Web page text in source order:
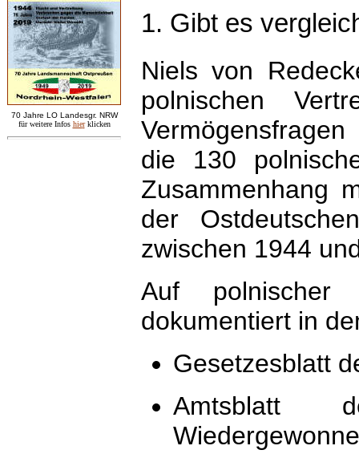
70 Jahre LO Landesgr. NRW
für weitere Infos hier klicken
1. Gibt es
Niels von
polnischen
die 130
Zusammenhang
der
zwischen 1944
Auf polnischer
dokumentiert in
Gesetzesblatt
Amtsblatt